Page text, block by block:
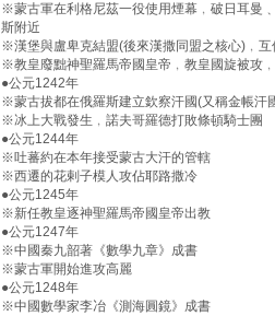
※蒙古軍在利格尼茲一役使用煙幕﹐破日耳曼
斯附近
※漢堡與盧卑克結盟(後來漢撒同盟之核心)﹐互
※教皇廢黜神聖羅馬帝國皇帝﹐教皇國旋被攻
●公元1242年
※蒙古拔都在俄羅斯建立欽察汗國(又稱金帳汗
※冰上大戰發生﹐諾夫哥羅德打敗條頓騎士團
●公元1244年
※吐蕃約在本年接受蒙古大汗的管轄
※西遷的花剌子模人攻佔耶路撒冷
●公元1245年
※新任教皇逐神聖羅馬帝國皇帝出教
●公元1247年
※中國秦九韶著《數學九章》成書
※蒙古軍開始進攻高麗
●公元1248年
※中國數學家李冶《測海圓鏡》成書